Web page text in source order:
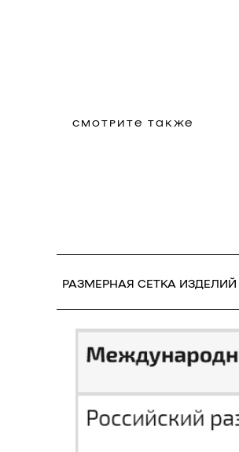
СМОТРИТЕ ТАКЖЕ
РАЗМЕРНАЯ СЕТКА ИЗДЕЛИЙ